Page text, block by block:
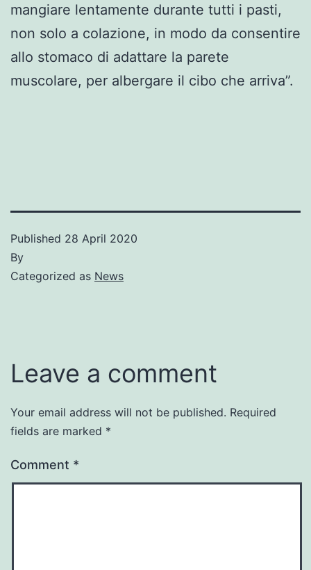
mangiare lentamente durante tutti i pasti,
non solo a colazione, in modo da consentire
allo stomaco di adattare la parete
muscolare, per albergare il cibo che arriva”.
Published 28 April 2020
By
Categorized as News
Leave a comment
Your email address will not be published. Required
fields are marked *
Comment *